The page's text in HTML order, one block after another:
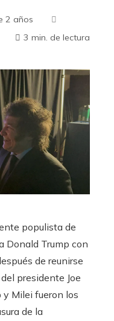
2 años
3 min. de lectura
populista de
Donald Trump con
de reunirse
presidente Joe
y Milei fueron los
de la